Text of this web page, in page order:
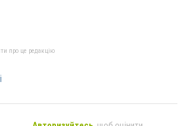
про це редакцію